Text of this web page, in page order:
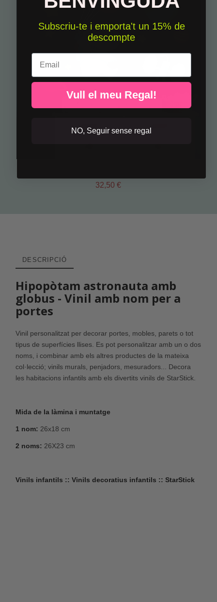
32,50 €
DESCRIPCIÓ
Hipopòtam astronauta amb
globus - Vinil amb nom per a
portes
Vinil personalitzat per decorar portes, mobles, parets o tot
tipus de superfícies llises. Es pot personalitzar amb un o dos
noms, i combinar amb els altres productes de la mateixa
col·lecció; vinils murals, penjadors, mesuradors... Decora
les habitacions infantils amb els divertits vinils de StarStick.
Mida de la làmina i muntatge
1 nom: 26x18 cm
2 noms: 26X23 cm
Vinils infantils :: Vinils decoratius infantils :: StarStick
Subscriu-te i emporta't un 15% de
descompte
Email
Vull el meu Regal!
NO, Seguir sense regal